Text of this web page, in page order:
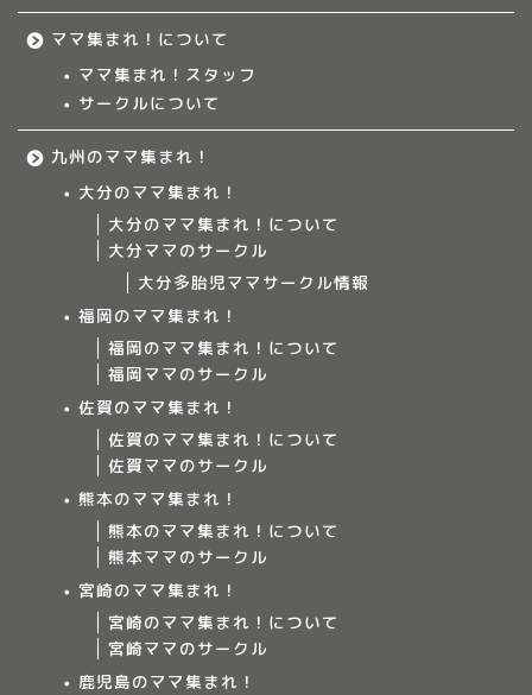
ママ集まれ！について
ママ集まれ！スタッフ
サークルについて
九州のママ集まれ！
大分のママ集まれ！
大分のママ集まれ！について
大分ママのサークル
大分多胎児ママサークル情報
福岡のママ集まれ！
福岡のママ集まれ！について
福岡ママのサークル
佐賀のママ集まれ！
佐賀のママ集まれ！について
佐賀ママのサークル
熊本のママ集まれ！
熊本のママ集まれ！について
熊本ママのサークル
宮崎のママ集まれ！
宮崎のママ集まれ！について
宮崎ママのサークル
鹿児島のママ集まれ！
ママ集まれ！について
ママ集まれ！スタッフ